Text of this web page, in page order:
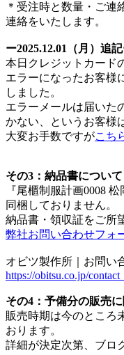
＊受注時と数量・ご連
連絡をいたします。
ー2025.12.01（月）追
本日クレジットカード
エラーになったお客様
しました。
エラーメールは届いた
かない、というお客様
大変お手数ですがこち
その3：納品書について
『尾櫃制服計画0008
同梱しておりません。
納品書・領収証をご所
弊社お問い合わせフォ
オビツ製作所｜お問い
https://obitsu.co.jp/
その4：予備分の販売
販売時期は今のところ
おります。
詳細が決定次第、ブロ